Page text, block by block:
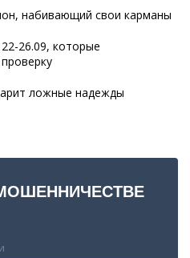
набивающий свои карманы
26.09, которые
ложные надежды